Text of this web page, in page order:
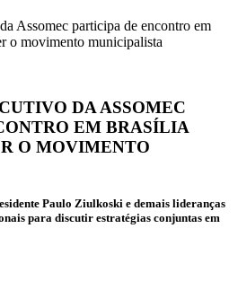
Assomec participa de encontro em
o movimento municipalista
DA ASSOMEC
EM BRASÍLIA
O MOVIMENTO
Paulo Ziulkoski e demais lideranças
para discutir estratégias conjuntas em